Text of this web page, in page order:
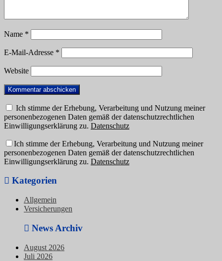
Name *
E-Mail-Adresse *
Website
Ich stimme der Erhebung, Verarbeitung und Nutzung meiner
personenbezogenen Daten gemäß der datenschutzrechtlichen
Einwilligungserklärung zu. Datenschutz
Ich stimme der Erhebung, Verarbeitung und Nutzung meiner
personenbezogenen Daten gemäß der datenschutzrechtlichen
Einwilligungserklärung zu. Datenschutz
Kategorien
Allgemein
Versicherungen
News Archiv
August 2026
Juli 2026